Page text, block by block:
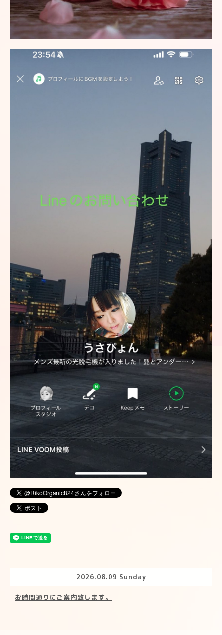
2026.08.09 Sunday
お時間通りにご案内致します。